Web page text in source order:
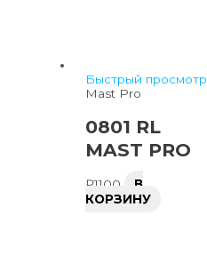
Быстрый просмотр
Mast Pro
0801 RL
MAST PRO
₽1100
В
КОРЗИНУ